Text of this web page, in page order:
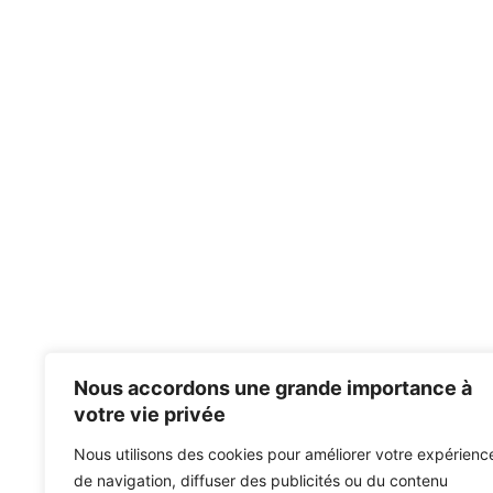
Nous accordons une grande importance à
votre vie privée
Nous utilisons des cookies pour améliorer votre
de navigation, diffuser des publicités ou du contenu